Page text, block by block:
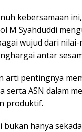
kebersamaan
M Syahduddi
wujud dari
antar
arti pentingnya
serta ASN dalam
produktif.
bukan hanya